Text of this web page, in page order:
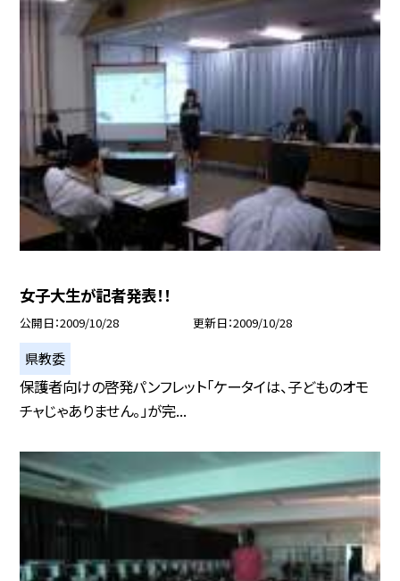
女子大生が記者発表！！
公開日 2009/10/28 更新日 2009/10/28
県教委
保護者向けの啓発パンフレット「ケータイは、子どものオモ
チャじゃありません。」が完...